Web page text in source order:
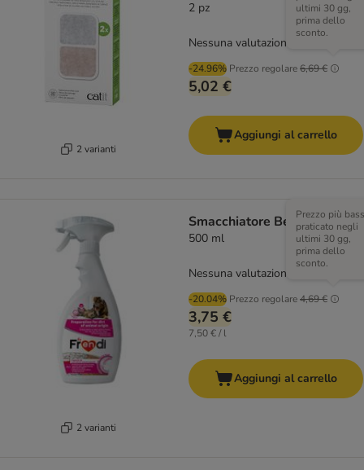
2 varianti
2 pz
-24.96% Prezzo regolare6,69 €
ultimi 30 gg,
prima dello
sconto.
5,02 €
Nessuna valutazione
Aggiungi al carrello
2 varianti
Smacchiatore Be Frendi
500 ml
-20.04% Prezzo regolare4,69 €
Prezzo più
praticato negli
ultimi 30 gg,
prima dello
sconto.
3,75 €
7,50 € / l
Nessuna valutazione
Aggiungi al carrello